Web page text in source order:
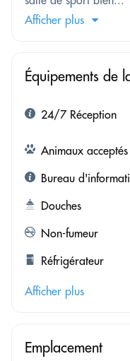
Afficher plus
Équipements de
24/7 Réception
Animaux acceptés
Bureau
Douches
Non-fumeur
Réfrigérateur
Afficher plus
Emplacement